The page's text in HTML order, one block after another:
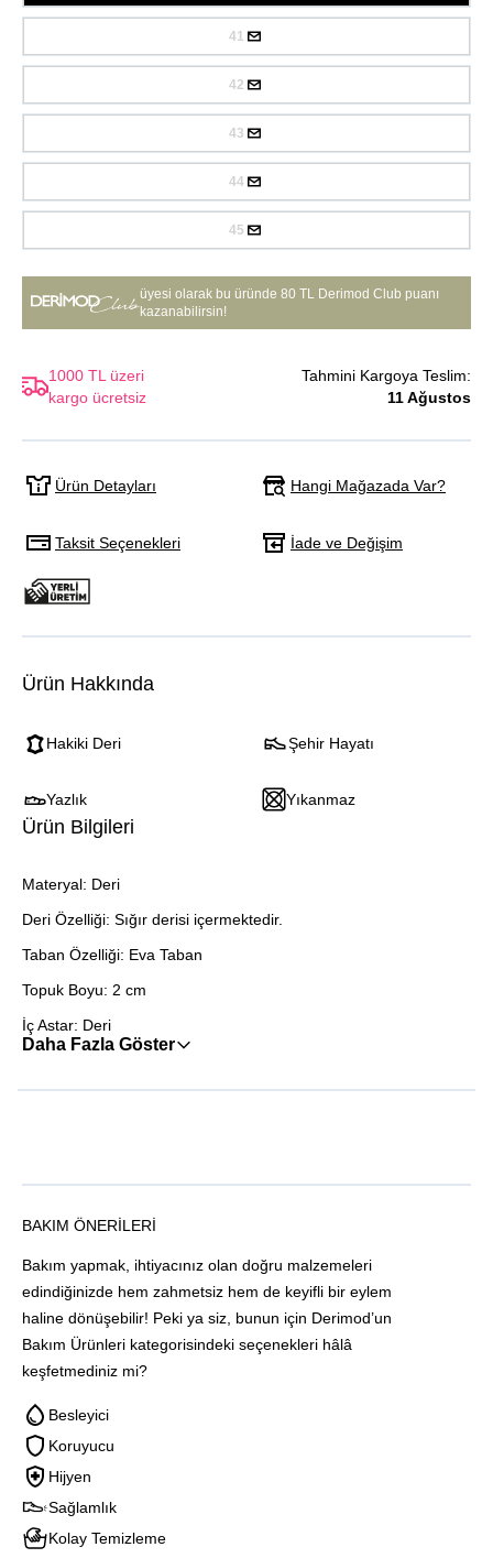
41
42
43
44
45
üyesi olarak bu üründe 80 TL Derimod Club puanı
kazanabilirsin!
1000 TL üzeri
kargo ücretsiz
Tahmini Kargoya Teslim:
11 Ağustos
Ürün Detayları Hangi Mağazada Var?
Taksit Seçenekleri İade ve Değişim
Ürün Hakkında
Hakiki Deri Şehir Hayatı
Yazlık Yıkanmaz
Ürün Bilgileri
Materyal: Deri
Deri Özelliği: Sığır derisi içermektedir.
Taban Özelliği: Eva Taban
Topuk Boyu: 2 cm
İç Astar: Deri
Daha Fazla Göster
BAKIM ÖNERILERI
Bakım yapmak, ihtiyacınız olan doğru malzemeleri
edindiğinizde hem zahmetsiz hem de keyifli bir eylem
haline dönüşebilir! Peki ya siz, bunun için Derimod’un
Bakım Ürünleri kategorisindeki seçenekleri hâlâ
keşfetmediniz mi?
Besleyici
Koruyucu
Hijyen
Sağlamlık
Kolay Temizleme